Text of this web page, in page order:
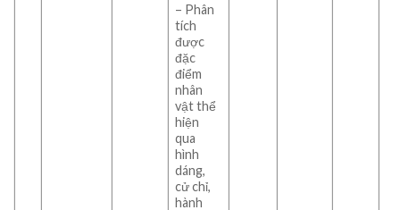
– Phân
tích
được
đặc
điểm
nhân
vật thể
hiện
qua
hình
dáng,
cử chỉ,
hành